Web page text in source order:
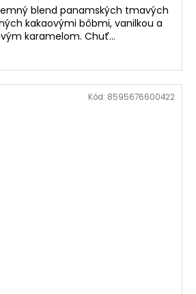
blend panamských tmavých
kakaovými bôbmi, vanilkou a
karamelom. Chuť...
Kód: 8595676600422